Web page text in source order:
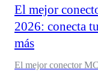
El mejor
2026: conecta
más
El mejor conector